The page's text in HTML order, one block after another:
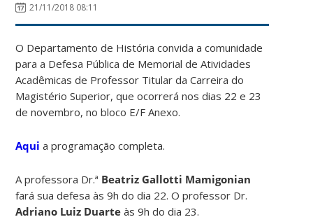
21/11/2018 08:11
O Departamento de História convida a comunidade
para a Defesa Pública de Memorial de Atividades
Acadêmicas de Professor Titular da Carreira do
Magistério Superior, que ocorrerá nos dias 22 e 23
de novembro, no bloco E/F Anexo.
Aqui a programação completa.
A professora Dr.ª Beatriz Gallotti Mamigonian
fará sua defesa às 9h do dia 22. O professor Dr.
Adriano Luiz Duarte às 9h do dia 23.